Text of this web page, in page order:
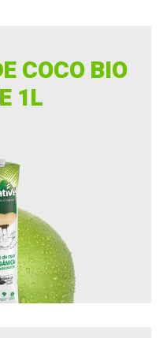
COCO BIO
1L